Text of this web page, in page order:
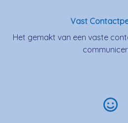
Vast
Het gemakt van een vaste